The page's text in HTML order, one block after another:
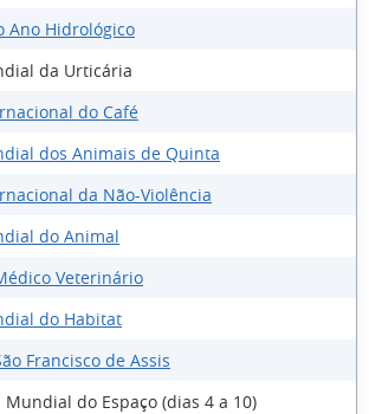
Ano Hidrológico
da Urticária
do Café
dos Animais de Quinta
da Não-Violência
do Animal
Veterinário
do Habitat
Francisco de Assis
Mundial do Espaço (dias 4 a 10)